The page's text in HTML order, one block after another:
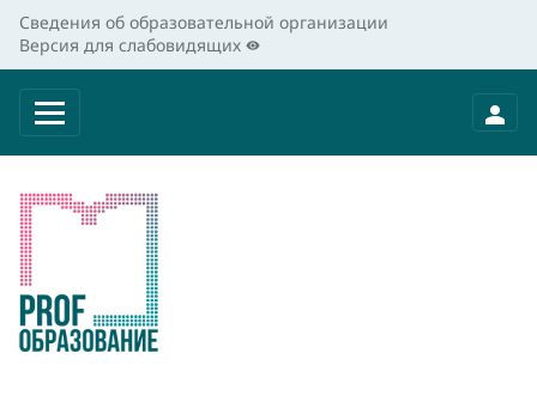
Сведения об образовательной организации
Версия для слабовидящих